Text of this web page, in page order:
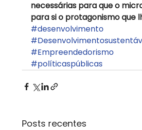
necessárias para que o
para si o protagonismo que
#desenvolvimento
#Empreendedorismo
#políticaspúblicas
Posts recentes